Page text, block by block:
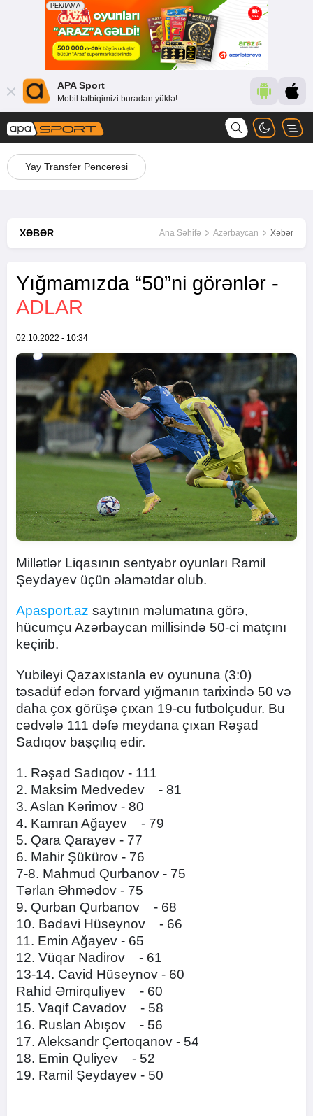
APA Sport
Mobil tətbiqimizi buradan yüklə!
Yay Transfer Pəncərəsi
XƏBƏR Ana Səhifə Azərbaycan Xəbər
Yığmamızda “50”ni görənlər -
ADLAR
02.10.2022 - 10:34
Millətlər Liqasının sentyabr oyunları Ramil
Şeydayev üçün əlamətdar olub.
Apasport.az saytının məlumatına görə,
hücumçu Azərbaycan millisində 50-ci matçını
keçirib.
Yubileyi Qazaxıstanla ev oyununa (3:0)
təsadüf edən forvard yığmanın tarixində 50 və
daha çox görüşə çıxan 19-cu futbolçudur. Bu
cədvələ 111 dəfə meydana çıxan Rəşad
Sadıqov başçılıq edir.
1. Rəşad Sadıqov - 111
2. Maksim Medvedev - 81
3. Aslan Kərimov - 80
4. Kamran Ağayev - 79
5. Qara Qarayev - 77
6. Mahir Şükürov - 76
7-8. Mahmud Qurbanov - 75
Tərlan Əhmədov - 75
9. Qurban Qurbanov - 68
10. Bədavi Hüseynov - 66
11. Emin Ağayev - 65
12. Vüqar Nadirov - 61
13-14. Cavid Hüseynov - 60
Rahid Əmirquliyev - 60
15. Vaqif Cavadov - 58
16. Ruslan Abışov - 56
17. Aleksandr Çertoqanov - 54
18. Emin Quliyev - 52
19. Ramil Şeydayev - 50